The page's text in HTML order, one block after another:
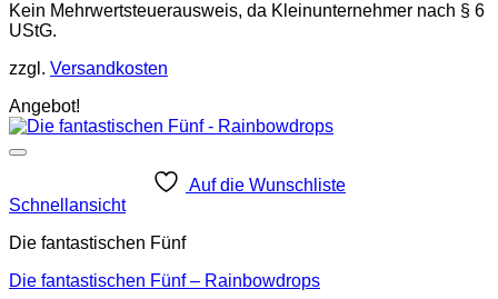
Kein Mehrwertsteuerausweis, da Kleinunternehmer nach § 6
UStG.
zzgl. Versandkosten
Angebot!
Auf die Wunschliste
Schnellansicht
Die fantastischen Fünf
Die fantastischen Fünf – Rainbowdrops